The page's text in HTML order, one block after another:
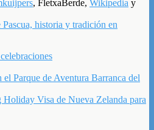
, FletxaBerde, Wikipedia y
Pascua, historia y tradición en
el Parque de Aventura Barranca del
Holiday Visa de Nueva Zelanda para